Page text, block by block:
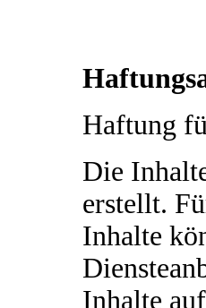
Haftung
Die
erstellt.
Inhalte
Inhalte